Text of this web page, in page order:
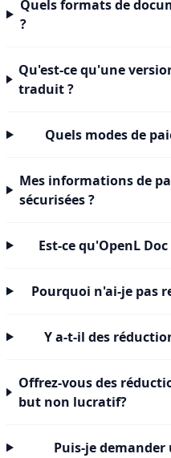
Quels formats de
?
Qu'est-ce qu'une
traduit ?
Quels modes de
Mes informations de
sécurisées ?
Est-ce qu'OpenL
Pourquoi n'ai-je pas
Y a-t-il des
Offrez-vous des
but non lucratif?
Puis-je